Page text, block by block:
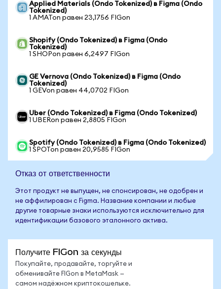
Applied Materials (Ondo Tokenized) в Figma (Ondo
Tokenized)
1 AMATon равен 23,1756 FIGon
Shopify (Ondo Tokenized) в Figma (Ondo
Tokenized)
1 SHOPon равен 6,2497 FIGon
GE Vernova (Ondo Tokenized) в Figma (Ondo
Tokenized)
1 GEVon равен 44,0702 FIGon
Uber (Ondo Tokenized) в Figma (Ondo Tokenized)
1 UBERon равен 2,8805 FIGon
Spotify (Ondo Tokenized) в Figma (Ondo Tokenized)
1 SPOTon равен 20,9585 FIGon
Отказ от ответственности
Этот продукт не выпущен, не спонсирован, не одобрен и
не аффилирован с Figma. Название компании и любые
другие товарные знаки используются исключительно для
идентификации базового эталонного актива.
Получите FIGon за секунды
Покупайте, продавайте, торгуйте и
обменивайте FIGon в MetaMask —
самом надёжном криптокошельке.